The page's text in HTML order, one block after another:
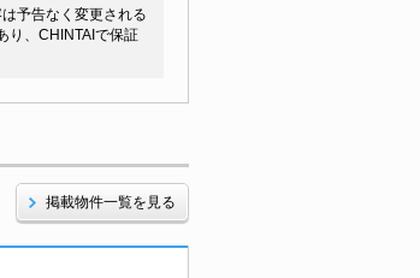
予告なく変更される
り、CHINTAIで保証
掲載物件一覧を見る